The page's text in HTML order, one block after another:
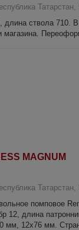
Татарстан,
ствола 710. В
магазина.
MAGNUM
помповое
12, длина
мм, 12х76 мм.